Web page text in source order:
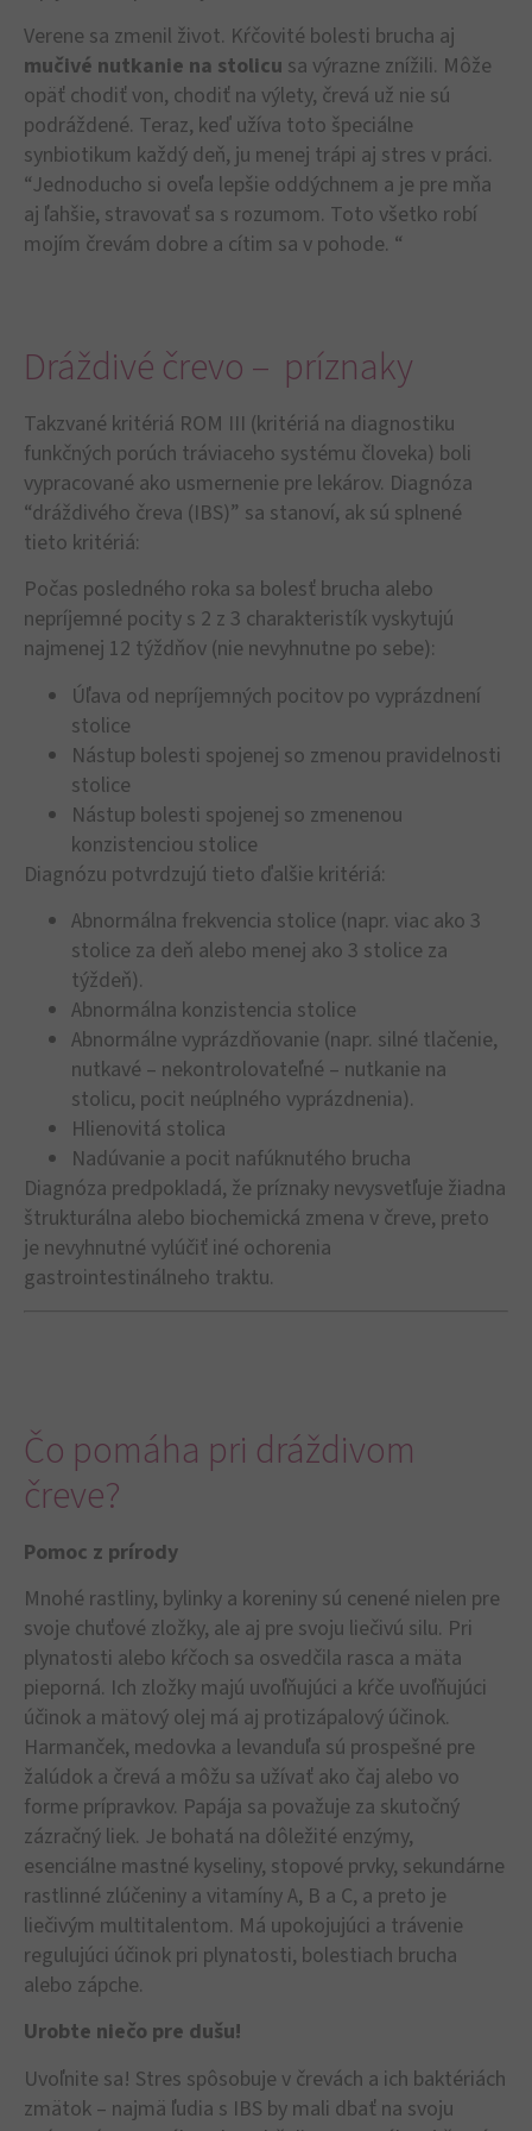
Verene sa zmenil život. Kŕčovité bolesti brucha aj
mučivé nutkanie na stolicu sa výrazne znížili. Môže
opäť chodiť von, chodiť na výlety, črevá už nie sú
podráždené. Teraz, keď užíva toto špeciálne
synbiotikum každý deň, ju menej trápi aj stres v práci.
“Jednoducho si oveľa lepšie oddýchnem a je pre mňa
aj ľahšie, stravovať sa s rozumom. Toto všetko robí
mojím črevám dobre a cítim sa v pohode. “
Dráždivé črevo – príznaky
Takzvané kritériá ROM III (kritériá na diagnostiku
funkčných porúch tráviaceho systému človeka) boli
vypracované ako usmernenie pre lekárov. Diagnóza
“dráždivého čreva (IBS)” sa stanoví, ak sú splnené
tieto kritériá:
Počas posledného roka sa bolesť brucha alebo
nepríjemné pocity s 2 z 3 charakteristík vyskytujú
najmenej 12 týždňov (nie nevyhnutne po sebe):
Úľava od nepríjemných pocitov po vyprázdnení
stolice
Nástup bolesti spojenej so zmenou pravidelnosti
stolice
Nástup bolesti spojenej so zmenenou
konzistenciou stolice
Diagnózu potvrdzujú tieto ďalšie kritériá:
Abnormálna frekvencia stolice (napr. viac ako 3
stolice za deň alebo menej ako 3 stolice za
týždeň).
Abnormálna konzistencia stolice
Abnormálne vyprázdňovanie (napr. silné tlačenie,
nutkavé – nekontrolovateľné – nutkanie na
stolicu, pocit neúplného vyprázdnenia).
Hlienovitá stolica
Nadúvanie a pocit nafúknutého brucha
Diagnóza predpokladá, že príznaky nevysvetľuje žiadna
štrukturálna alebo biochemická zmena v čreve, preto
je nevyhnutné vylúčiť iné ochorenia
gastrointestinálneho traktu.
Čo pomáha pri dráždivom
čreve?
Pomoc z prírody
Mnohé rastliny, bylinky a koreniny sú cenené nielen pre
svoje chuťové zložky, ale aj pre svoju liečivú silu. Pri
plynatosti alebo kŕčoch sa osvedčila rasca a mäta
pieporná. Ich zložky majú uvoľňujúci a kŕče uvoľňujúci
účinok a mätový olej má aj protizápalový účinok.
Harmanček, medovka a levanduľa sú prospešné pre
žalúdok a črevá a môžu sa užívať ako čaj alebo vo
forme prípravkov. Papája sa považuje za skutočný
zázračný liek. Je bohatá na dôležité enzýmy,
esenciálne mastné kyseliny, stopové prvky, sekundárne
rastlinné zlúčeniny a vitamíny A, B a C, a preto je
liečivým multitalentom. Má upokojujúci a trávenie
regulujúci účinok pri plynatosti, bolestiach brucha
alebo zápche.
Urobte niečo pre dušu!
Uvoľnite sa! Stres spôsobuje v črevách a ich baktériách
zmätok – najmä ľudia s IBS by mali dbať na svoju